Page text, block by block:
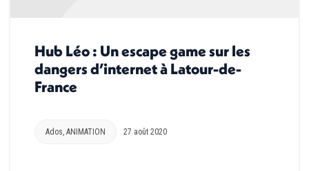
Hub Léo : Un escape game sur les
dangers d’internet à Latour-de-
France
Ados ANIMATION 27 août 2020